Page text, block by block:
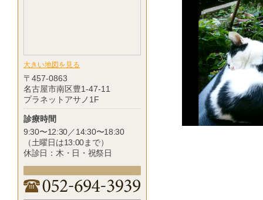
大きい地図を見る
〒457-0863
名古屋市南区豊1-47-11
プラネットアサノ1F
診療時間
9:30〜12:30／14:30〜18:30
（土曜日は13:00まで）
休診日：木・日・祝祭日